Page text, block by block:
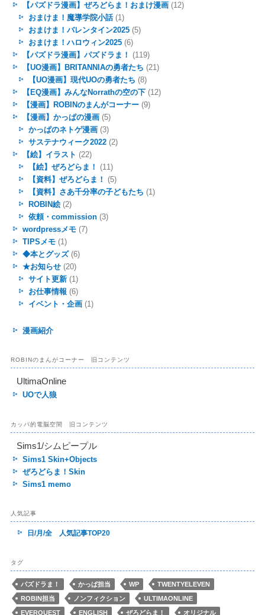
【パズドラ漫画】ぜろどらま！おまけ漫画(12)
おまけま！魔導学院小話(1)
おまけま！バレンタイン2025(5)
おまけま！ハロウィン2025(6)
【パズドラ漫画】パズドラま！
(119)
【UO漫画】BRITANNIAの勇者たち (21)
【UO漫画】現代UOの勇者たち (8)
【EQ漫画】みんなNorrathの空の下(12)
【漫画】ROBINのまんがコーナー(9)
【漫画】かっぱの漫画(5)
かっぱのネトゲ漫画(3)
サステナウィーク2022(2)
【絵】イラスト (22)
【絵】ぜろどらま！
(11)
【資料】ぜろどらま！
(5)
【資料】さあ千分率の子どもたち (1)
ROBIN絵(2)
依頼・commission(3)
wordpressメモ(7)
TIPSメモ(1)
◆本とグッズ(6)
★お知らせ(20)
サイト更新(1)
お仕事情報 (6)
イベント・企画(1)
漫画紹介
ROBINのまんがコーナー 旧コンテンツ
UltimaOnline
UOで人狼
カッパ的電脳空間 旧コンテンツ
Sims1/シムピープル
Sims1 Skin+Objects
ぜろどらま！Skin
Sims1 memo
人気記事
日/月/全 人気記事TOP20
タグ
パズドラま！ かっぱ担当 WP
TWENTYELEVEN
ROBIN担当
ノンフィクション
ULTIMAONLINE
EVERQUEST
ENGLISH ぜろどらま！ オリジナル